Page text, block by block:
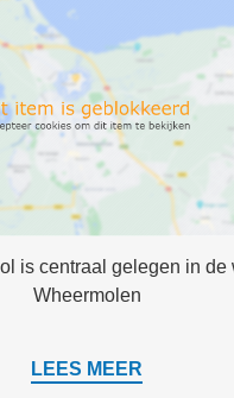
is centraal gelegen in de
Wheermolen
LEES MEER